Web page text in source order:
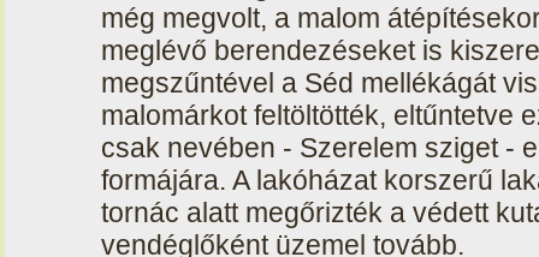
még megvolt, a malom
meglévő berendezéseket is
megszűntével a Séd mellékágát
malomárkot feltöltötték, eltűntetve
csak nevében - Szerelem sziget -
formájára. A lakóházat korszerű
tornác alatt megőrizték a védett
vendéglőként üzemel tovább.